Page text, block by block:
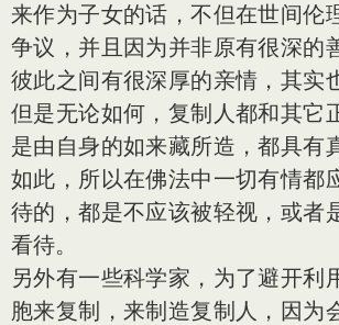
来作为子女的话，不但在世间伦
争议，并且因为并非原有很深的
彼此之间有很深厚的亲情，其实
但是无论如何，复制人都和其它
是由自身的如来藏所造，都具有
如此，所以在佛法中一切有情都
待的，都是不应该被轻视，或者
看待。
另外有一些科学家，为了避开利
胞来复制，来制造复制人，因为